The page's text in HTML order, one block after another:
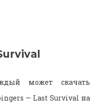
может скачать
— Last Survival на